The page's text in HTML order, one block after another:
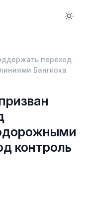
переход
Бангкока
контроль